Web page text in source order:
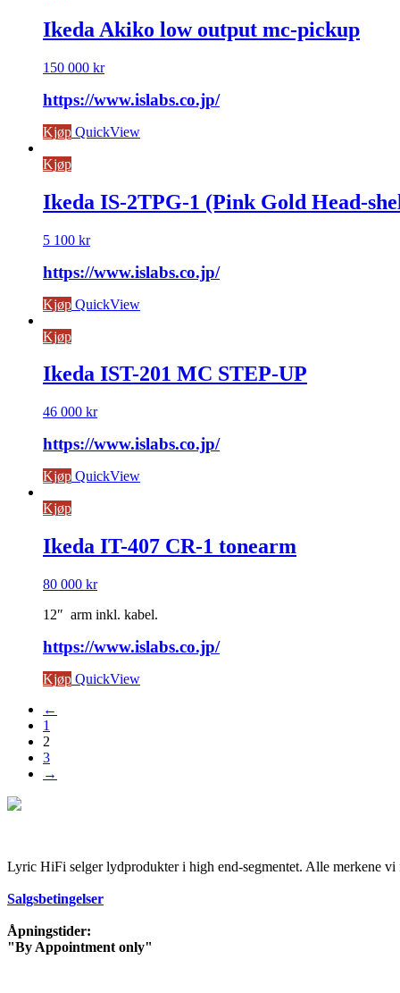
Ikeda Akiko low output mc-pickup
150 000 kr
https://www.islabs.co.jp/
Kjøp QuickView
Kjøp
Ikeda IS-2TPG-1 (Pink Gold Head-
5 100 kr
https://www.islabs.co.jp/
Kjøp QuickView
Kjøp
Ikeda IST-201 MC STEP-UP
46 000 kr
https://www.islabs.co.jp/
Kjøp QuickView
Kjøp
Ikeda IT-407 CR-1 tonearm
80 000 kr
12″ arm inkl. kabel.
https://www.islabs.co.jp/
Kjøp QuickView
←
1
2
3
→
Lyric HiFi selger lydprodukter i high end-segmentet. Alle merkene
Salgsbetingelser
Åpningstider:
"By Appointment only"